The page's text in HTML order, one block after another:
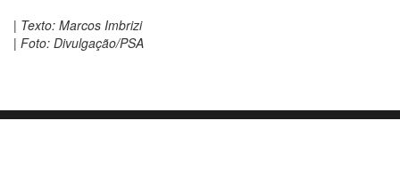
| Texto: Marcos Imbrizi
| Foto: Divulgação/PSA